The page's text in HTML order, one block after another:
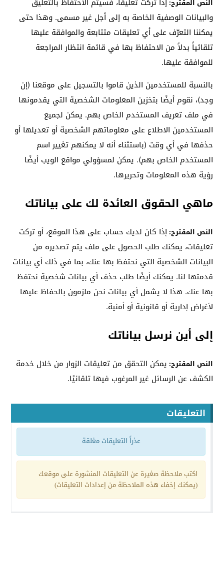
النص المقترح:
والبيانات الوصفية الخاصة به إلى أجل غير مسمى. وهذا حتى
يمكننا التعرّف على أي تعليقات متتابعة والموافقة عليها
تلقائياً بدلاً من الاحتفاظ بها في قائمة انتظار المراجعة
للموافقة عليها.
بالنسبة للمستخدمين الذين قاموا بالتسجيل على موقعنا (إن
وجد)، نقوم أيضًا بتخزين المعلومات الشخصية التي يقدمونها
في ملف تعريف المستخدم الخاص بهم. يمكن لجميع
المستخدمين الاطلاع على معلوماتهم الشخصية أو تعديلها أو
حذفها في أي وقت (باستثناء أنه لا يمكنهم تغيير اسم
المستخدم الخاص بهم). يمكن لمسؤولي مواقع الويب أيضًا
رؤية هذه المعلومات وتحريرها.
ماهي الحقوق العائدة لك على بياناتك
النص المقترح:إذا كان لديك حساب على هذا الموقع، أو تركت
تعليقات، يمكنك طلب الحصول على ملف يتم تصديره من
البيانات الشخصية التي نحتفظ بها عنك، بما في ذلك أي بيانات
قدمتها لنا. يمكنك أيضًا طلب حذف أي بيانات شخصية نحتفظ
بها عنك. هذا لا يشمل أي بيانات نحن ملزمون بالحفاظ عليها
لأغراض إدارية أو قانونية أو أمنية.
إلى أين نرسل بياناتك
النص المقترح: يمكن التحقق من تعليقات الزوار من خلال خدمة
الكشف عن الرسائل غير المرغوب فيها تلقائيًا.
التعليقات
عذراً التعليقات مغلقة
اكتب ملاحظة صغيرة عن التعليقات المنشورة على موقعك
(يمكنك إخفاء هذه الملاحظة من إعدادات التعليقات)